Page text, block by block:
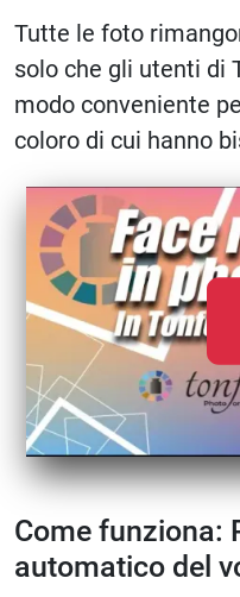
Tutte le foto
solo che gli utenti di
modo conveniente
coloro di cui hanno
Come funziona:
automatico del